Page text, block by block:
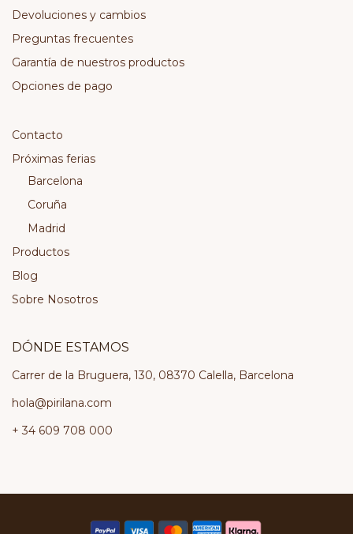
Devoluciones y cambios
Preguntas frecuentes
Garantía de nuestros productos
Opciones de pago
Contacto
Próximas ferias
Barcelona
Coruña
Madrid
Productos
Blog
Sobre Nosotros
DÓNDE ESTAMOS
Carrer de la Bruguera, 130, 08370 Calella, Barcelona
hola@pirilana.com
+ 34 609 708 000